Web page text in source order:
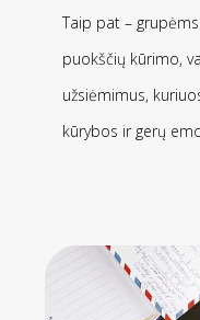
Taip pat –
puokščių kūrimo,
užsiėmimus,
kūrybos ir gerų